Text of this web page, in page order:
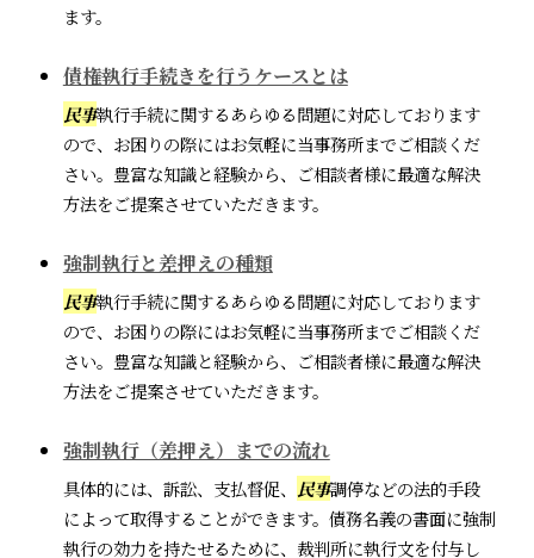
ます。
債権執行手続きを行うケースとは
民事執行手続に関するあらゆる問題に対応しております
ので、お困りの際にはお気軽に当事務所までご相談くだ
さい。豊富な知識と経験から、ご相談者様に最適な解決
方法をご提案させていただきます。
強制執行と差押えの種類
民事執行手続に関するあらゆる問題に対応しております
ので、お困りの際にはお気軽に当事務所までご相談くだ
さい。豊富な知識と経験から、ご相談者様に最適な解決
方法をご提案させていただきます。
強制執行（差押え）までの流れ
具体的には、訴訟、支払督促、 民事調停などの法的手段
によって取得することができます。債務名義の書面に強制
執行の効力を持たせるために、裁判所に執行文を付与し